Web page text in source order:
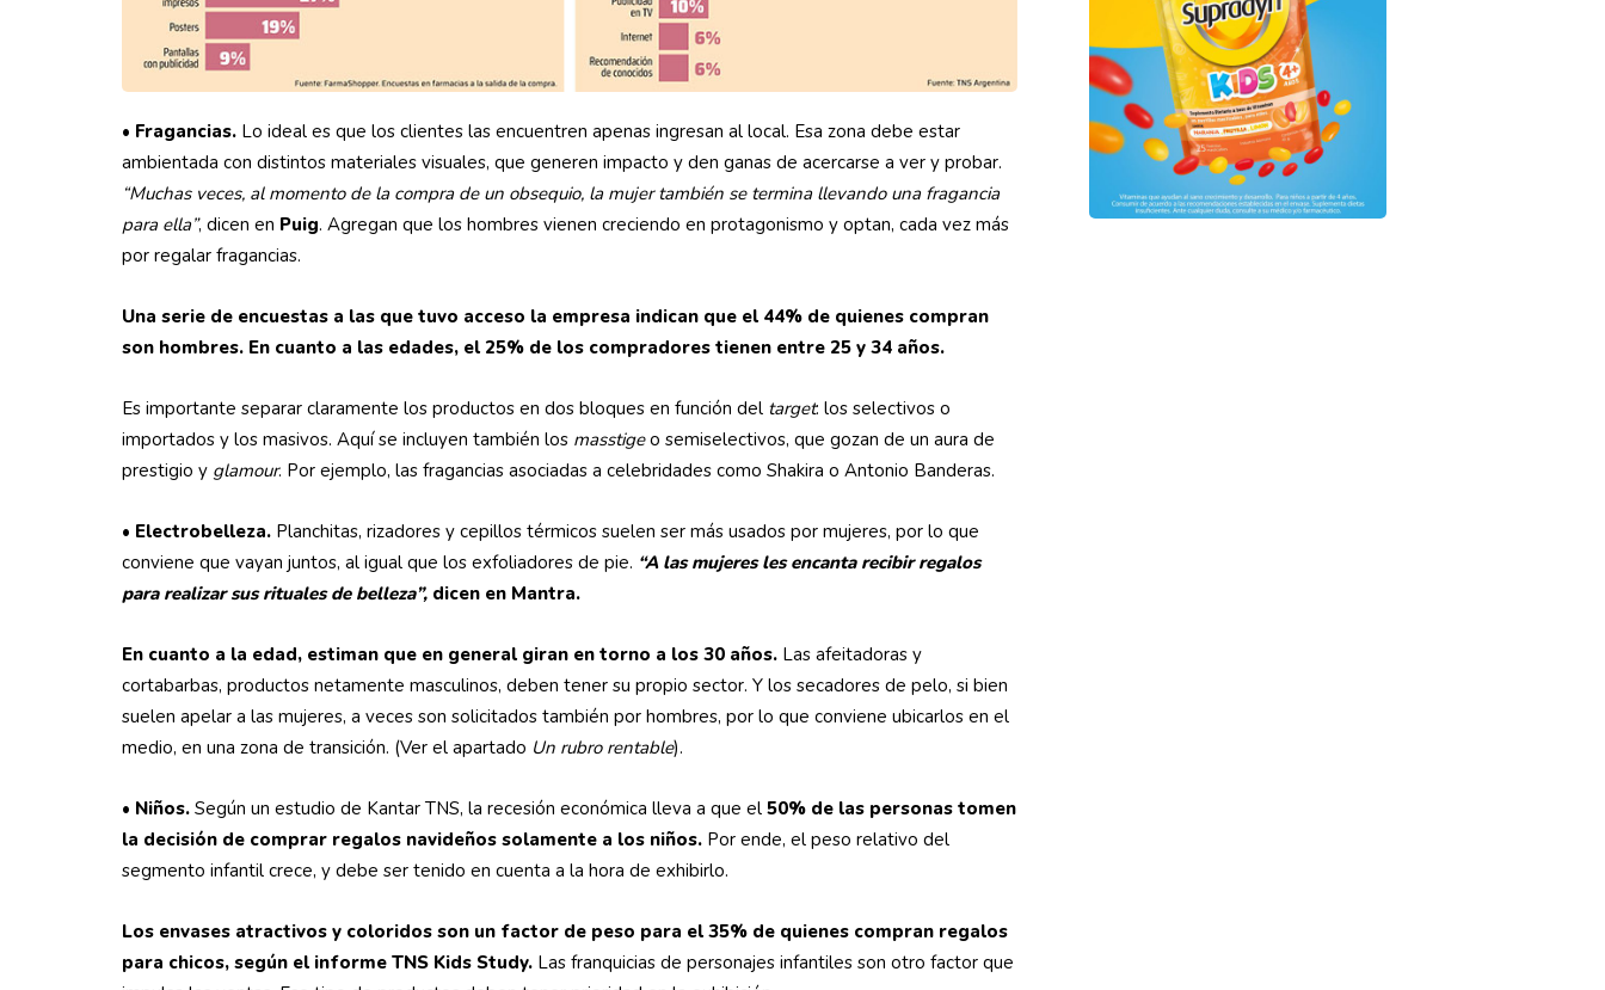
• Fragancias. Lo ideal es que los clientes las encuentren apenas ingresan al local. Esa zona debe estar
ambientada con distintos materiales visuales, que generen impacto y den ganas de acercarse a ver y probar.
“Muchas veces, al momento de la compra de un obsequio, la mujer también se termina llevando una fragancia
para ella”, dicen en Puig. Agregan que los hombres vienen creciendo en protagonismo y optan, cada vez más
por regalar fragancias.
Una serie de encuestas a las que tuvo acceso la empresa indican que el 44% de quienes compran
son hombres. En cuanto a las edades, el 25% de los compradores tienen entre 25 y 34 años.
Es importante separar claramente los productos en dos bloques en función del target: los selectivos o
importados y los masivos. Aquí se incluyen también los masstigeo semiselectivos, que gozan de un aura de
prestigio y glamour. Por ejemplo, las fragancias asociadas a celebridades como Shakira o Antonio Banderas.
• Electrobelleza. Planchitas, rizadores y cepillos térmicos suelen ser más usados por mujeres, por lo que
conviene que vayan juntos, al igual que los exfoliadores de pie. “A las mujeres les encanta recibir regalos
para realizar sus rituales de belleza”, dicen en Mantra.
En cuanto a la edad, estiman que en general giran en torno a los 30 años. Las afeitadoras y
cortabarbas, productos netamente masculinos, deben tener su propio sector. Y los secadores de pelo, si bien
suelen apelar a las mujeres, a veces son solicitados también por hombres, por lo que conviene ubicarlos en el
medio, en una zona de transición. (Ver el apartado Un rubro rentable).
• Niños. Según un estudio de Kantar TNS, la recesión económica lleva a que el 50% de las personas tomen
la decisión de comprar regalos navideños solamente a los niños. Por ende, el peso relativo del
segmento infantil crece, y debe ser tenido en cuenta a la hora de exhibirlo.
Los envases atractivos y coloridos son un factor de peso para el 35% de quienes compran regalos
para chicos, según el informe TNS Kids Study. Las franquicias de personajes infantiles son otro factor que